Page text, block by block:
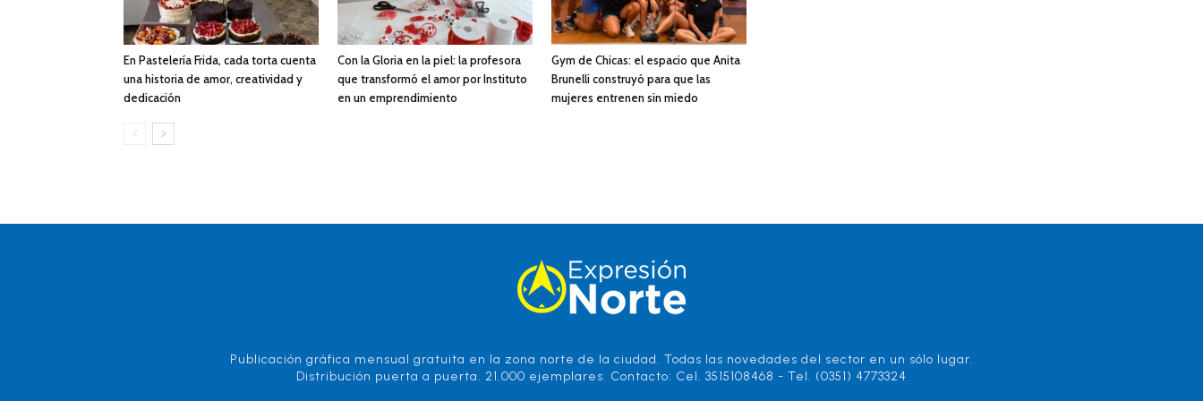
En Pastelería Frida, cada torta cuenta
una historia de amor, creatividad y
dedicación
Con la Gloria en la piel: la profesora
que transformó el amor por Instituto
en un emprendimiento
Gym de Chicas: el espacio que Anita
Brunelli construyó para que las
mujeres entrenen sin miedo
Publicación gráfica mensual gratuita en la zona norte de la ciudad. Todas las novedades del sector en un sólo lugar.
Distribución puerta a puerta. 21.000 ejemplares. Contacto: Cel. 3515108468 - Tel. (0351) 4773324